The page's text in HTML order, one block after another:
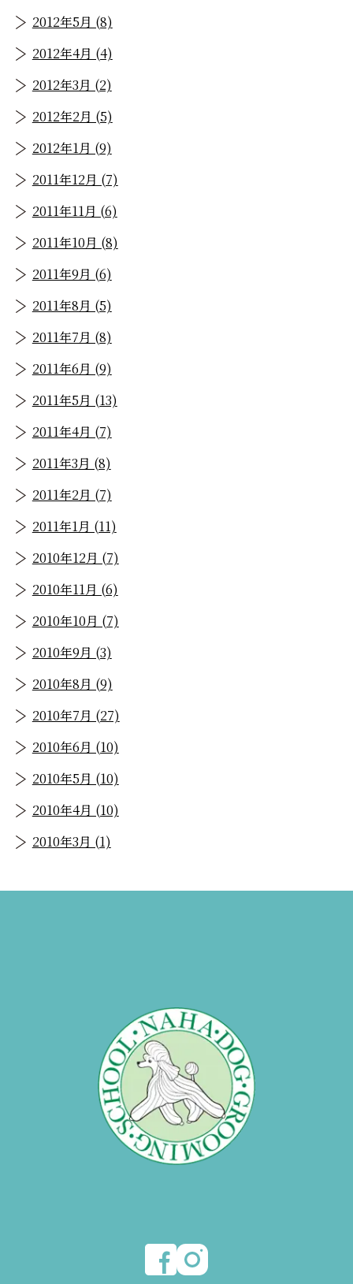
2012年5月 (8)
2012年4月 (4)
2012年3月 (2)
2012年2月 (5)
2012年1月 (9)
2011年12月 (7)
2011年11月 (6)
2011年10月 (8)
2011年9月 (6)
2011年8月 (5)
2011年7月 (8)
2011年6月 (9)
2011年5月 (13)
2011年4月 (7)
2011年3月 (8)
2011年2月 (7)
2011年1月 (11)
2010年12月 (7)
2010年11月 (6)
2010年10月 (7)
2010年9月 (3)
2010年8月 (9)
2010年7月 (27)
2010年6月 (10)
2010年5月 (10)
2010年4月 (10)
2010年3月 (1)